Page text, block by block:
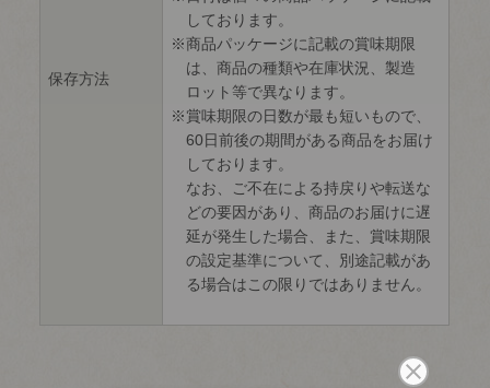
保存方法
しております。
商品パッケージに記載の賞味期限
は、商品の種類や在庫状況、製造
ロット等で異なります。
賞味期限の日数が最も短いもので、
60日前後の期間がある商品をお届け
しております。
なお、ご不在による持戻りや転送な
どの要因があり、商品のお届けに遅
延が発生した場合、また、賞味期限
の設定基準について、別途記載があ
る場合はこの限りではありません。